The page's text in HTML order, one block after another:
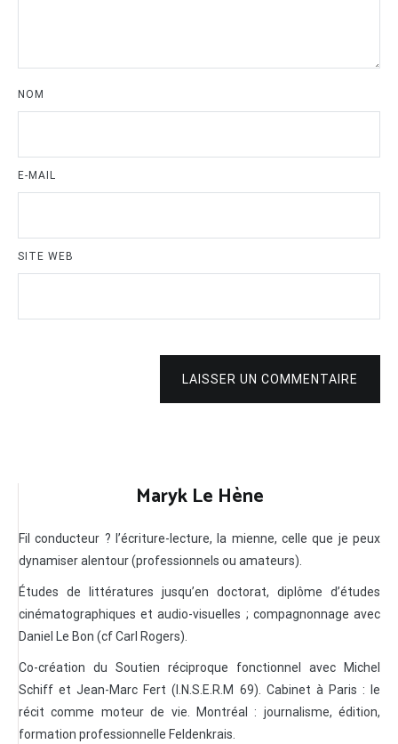
NOM
E-MAIL
SITE WEB
LAISSER UN COMMENTAIRE
Maryk Le Hène
Fil conducteur ? l’écriture-lecture, la mienne, celle que je peux
dynamiser alentour (professionnels ou amateurs).
Études de littératures jusqu’en doctorat, diplôme d’études
cinématographiques et audio-visuelles ; compagnonnage avec
Daniel Le Bon (cf Carl Rogers).
Co-création du Soutien réciproque fonctionnel avec Michel
Schiff et Jean-Marc Fert (I.N.S.E.R.M 69). Cabinet à Paris : le
récit comme moteur de vie. Montréal : journalisme, édition,
formation professionnelle Feldenkrais.